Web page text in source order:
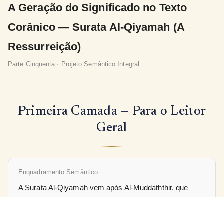
A Geração do Significado no Texto
Corânico — Surata Al-Qiyamah (A
Ressurreição)
Parte Cinquenta · Projeto Semântico Integral
Primeira Camada — Para o Leitor
Geral
Enquadramento Semântico
A Surata Al-Qiyamah vem após Al-Muddaththir, que